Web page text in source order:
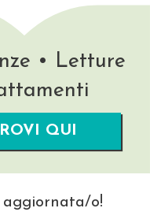
• Letture
QUI
aggiornata/o!